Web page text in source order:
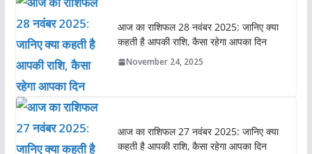
आज का राशिफल 28 नवंबर 2025: जानिए क्या
कहती है आपकी राशि, कैसा रहेगा आपका दिन
November 24, 2025
आज का राशिफल 27 नवंबर 2025: जानिए क्या
कहती है आपकी राशि, कैसा रहेगा आपका दिन